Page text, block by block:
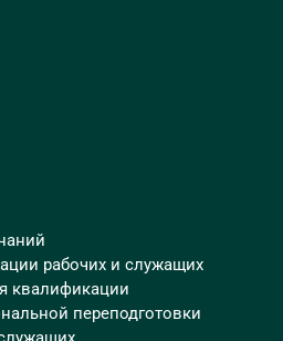
рабочих и служащих
квалификации
переподготовки